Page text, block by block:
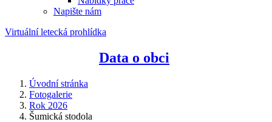
Napište nám
Virtuální letecká prohlídka
Data o obci
Úvodní stránka
Fotogalerie
Rok 2026
Šumická stodola